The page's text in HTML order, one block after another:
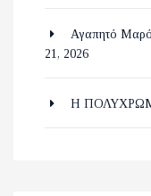
Αγαπητό
21, 2026
Η